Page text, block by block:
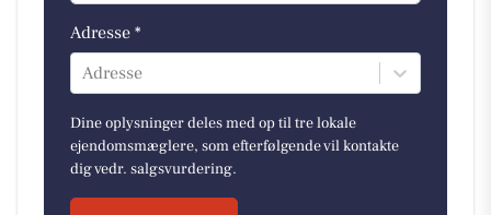
Adresse *
Adresse
Dine oplysninger deles med op til tre lokale
ejendomsmæglere, som efterfølgende vil kontakte
dig vedr. salgsvurdering.